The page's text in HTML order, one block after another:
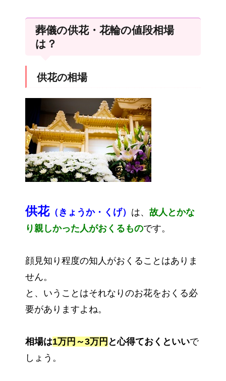
葬儀の供花・花輪の値段相場
は？
供花の相場
供花（きょうか・くげ） は、 故人とかな
り親しかった人がおくるものです。
顔見知り程度の知人がおくることはありま
せん。
と、いうことはそれなりのお花をおくる必
要がありますよね。
相場は1万円～3万円 と心得ておくといいで
しょう。